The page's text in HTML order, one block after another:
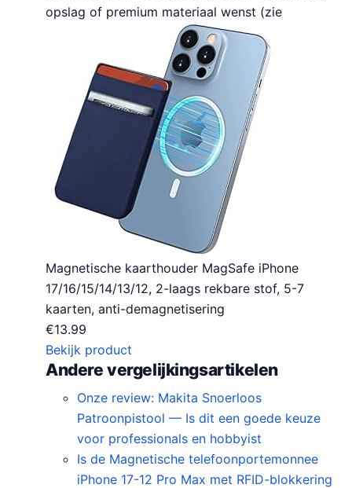
opslag of premium materiaal wenst (zie
Magnetische kaarthouder MagSafe iPhone
17/16/15/14/13/12, 2-laags rekbare stof, 5-7
kaarten, anti-demagnetisering
€13.99
Bekijk product
Andere vergelijkingsartikelen
Onze review: Makita Snoerloos
Patroonpistool — Is dit een goede keuze
voor professionals en hobbyist
Is de Magnetische telefoonportemonnee
iPhone 17-12 Pro Max met RFID-blokkering